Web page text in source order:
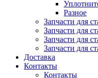
Разное
Запчасти для
Запчасти для
Запчасти для
Запчасти для
Доставка
Контакты
Контакты